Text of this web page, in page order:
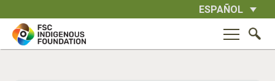
to
content
ESPAÑOL